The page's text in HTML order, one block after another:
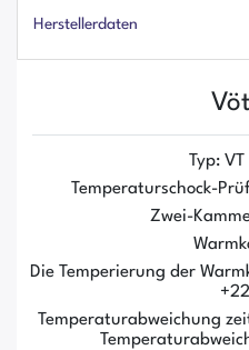
Herstellerdaten
Typ: VT
Temperaturschock-
Zwei-
Die Temperierung der
Temperaturabweichung